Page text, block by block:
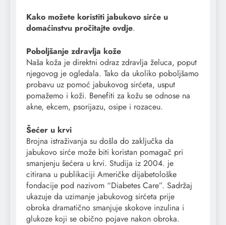
Kako možete koristiti jabukovo sirće u
domaćinstvu pročitajte ovdje.
Poboljšanje zdravlja kože
Naša koža je direktni odraz zdravlja želuca, poput
njegovog je ogledala. Tako da ukoliko poboljšamo
probavu uz pomoć jabukovog sirćeta, usput
pomažemo i koži. Benefiti za kožu se odnose na
akne, ekcem, psorijazu, osipe i rozaceu.
Šećer u krvi
Brojna istraživanja su došla do zaključka da
jabukovo sirće može biti koristan pomagač pri
smanjenju šećera u krvi. Studija iz 2004. je
citirana u publikaciji Američke dijabetološke
fondacije pod nazivom “Diabetes Care”. Sadržaj
ukazuje da uzimanje jabukovog sirćeta prije
obroka dramatično smanjuje skokove inzulina i
glukoze koji se obično pojave nakon obroka.